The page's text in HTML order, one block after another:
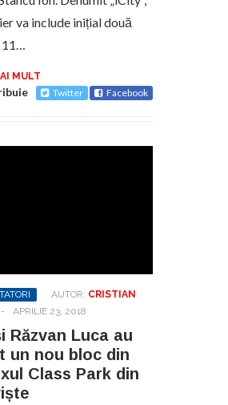
va include inițial două
11…
MULT
Twitter Facebook
AUTOR: CRISTIAN
- APRILIE 23, 2018
Răzvan Luca au
un nou bloc din
Class Park din